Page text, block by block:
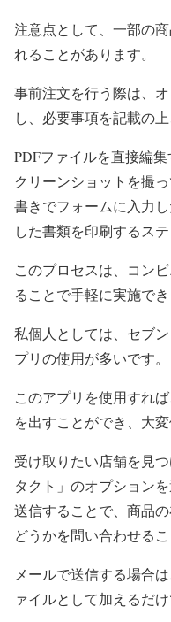
注意点として、一部の
れることがあります。
事前注文を行う際は、
し、必要事項を記載の上
PDFファイルを直接編
クリーンショットを撮
書きでフォームに入力
した書類を印刷するス
このプロセスは、コン
ることで手軽に実施でき
私個人としては、セブ
プリの使用が多いです。
このアプリを使用すれ
を出すことができ、大変
受け取りたい店舗を見
タクト」のオプション
送信することで、商品
どうかを問い合わせるこ
メールで送信する場合
ァイルとして加えるだけ